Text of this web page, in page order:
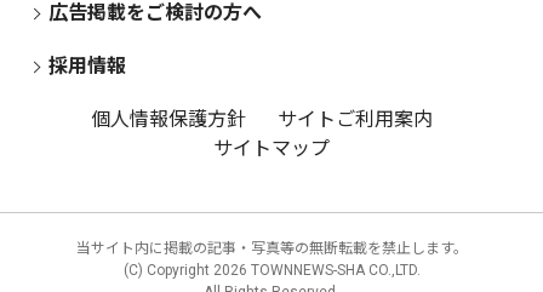
広告掲載をご検討の方へ
採用情報
個人情報保護方針
サイトご利用案内
サイトマップ
当サイト内に掲載の記事・写真等の無断転載を禁止します。
(C) Copyright 2026 TOWNNEWS-SHA CO.,LTD.